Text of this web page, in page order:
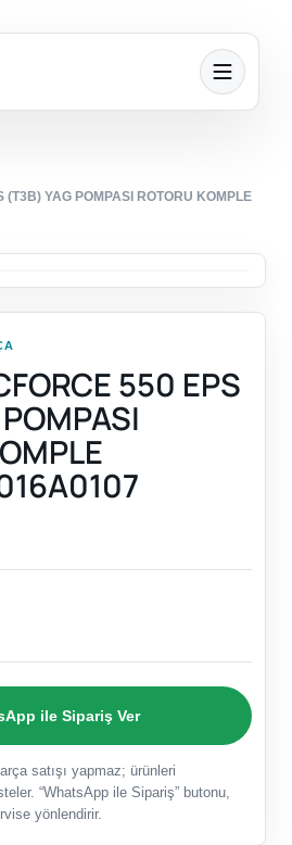
(T3B) YAG POMPASI ROTORU KOMPLE
550 EPS
ile Sipariş Ver
satışı yapmaz; ürünleri
“WhatsApp ile Sipariş” butonu,
yönlendirir.